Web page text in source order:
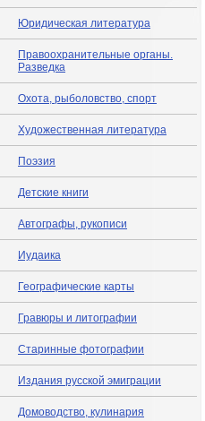
Юридическая литература
Правоохранительные органы.
Разведка
Охота, рыболовство, спорт
Художественная литература
Поэзия
Детские книги
Автографы, рукописи
Иудаика
Географические карты
Гравюры и литографии
Старинные фотографии
Издания русской эмиграции
Домоводство, кулинария